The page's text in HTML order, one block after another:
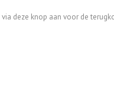
deze knop aan voor de